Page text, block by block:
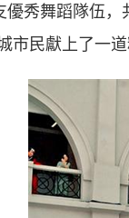
優秀舞蹈隊伍，
市民獻上了一